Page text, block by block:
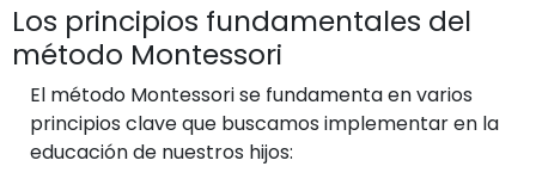
Los principios fundamentales del
método Montessori
El método Montessori se fundamenta en varios
principios clave que buscamos implementar en la
educación de nuestros hijos: